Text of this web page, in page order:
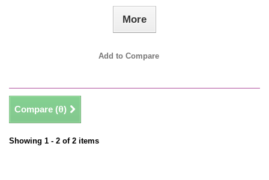
More
Add to Compare
Compare (0)
Showing 1 - 2 of 2 items